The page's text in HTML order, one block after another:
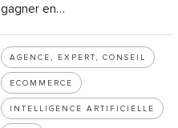
gagner en…
AGENCE, EXPERT, CONSEIL
ECOMMERCE
INTELLIGENCE ARTIFICIELLE